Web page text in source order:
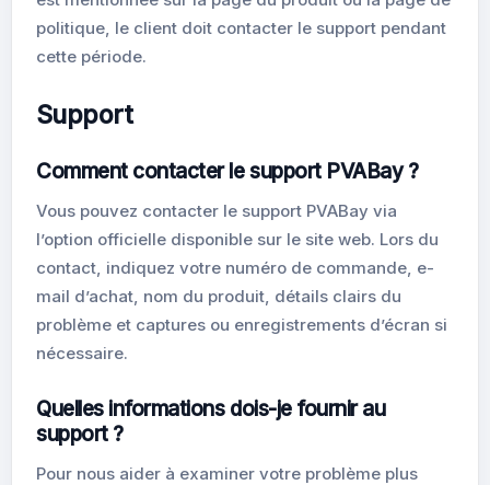
politique, le client doit contacter le support pendant
cette période.
Support
Comment contacter le support PVABay ?
Vous pouvez contacter le support PVABay via
l’option officielle disponible sur le site web. Lors du
contact, indiquez votre numéro de commande, e-
mail d’achat, nom du produit, détails clairs du
problème et captures ou enregistrements d’écran si
nécessaire.
Quelles informations dois-je fournir au
support ?
Pour nous aider à examiner votre problème plus